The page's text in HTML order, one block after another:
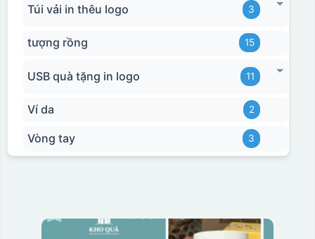
Túi vải in thêu logo 3
tượng rồng 15
USB quà tặng in logo 11
Ví da 2
Vòng tay 3